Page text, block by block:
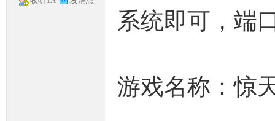
系统即可，端
游戏名称：惊